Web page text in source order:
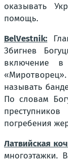
оказывать
помощь.
BelVestnik:
Збигнев
включение в
называть
По словам
погребения
Латвийская
многоэтажки.